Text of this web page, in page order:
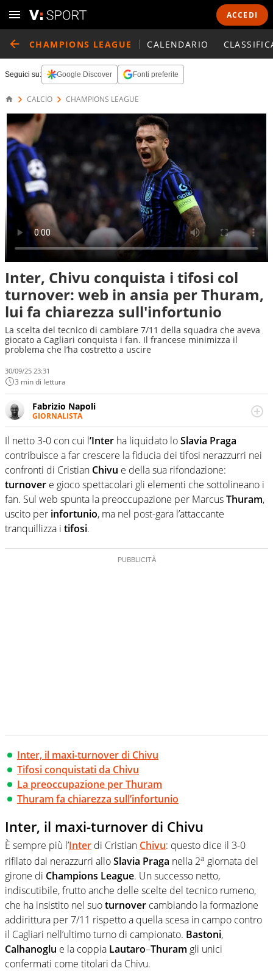
ACCEDI
CHAMPIONS LEAGUE CALENDARIO
Seguici su: Google Discover Fonti preferite
CALCIO CHAMPIONS LEAGUE
Inter, Chivu conquista i tifosi col
turnover: web in ansia per Thuram,
lui fa chiarezza sull'infortunio
La scelta del tecnico di cambiare 7/11 della squadra che aveva
giocato a Cagliari conquista i fan. Il francese minimizza il
problema che l’ha costretto a uscire
30/09/25 23:31
3 min di lettura
Fabrizio Napoli
GIORNALISTA
Giornalista professionista, per Virgilio Sport segue anche
il calcio ma è con la pallanuoto che esalta competenze e
passioni. Cura la comunicazione di HaBaWaBa, il più
grande festival di waterpolo per bambini al mondo
Il netto 3-0 con cui l’Inter ha liquidato loSlavia Praga
contribuisce a far crescere la fiducia dei tifosi nerazzurri nei
confronti di Cristian Chivu e della sua rifondazione:
turnover e gioco spettacolari gli elementi che sottolineano i
fan. Sul web spunta la preoccupazione per MarcusThuram,
uscito per infortunio, ma nel post-gara l’attaccante
tranquillizza i tifosi.
Inter, il maxi-turnover di Chivu
Tifosi conquistati da Chivu
La preoccupazione per Thuram
Thuram fa chiarezza sull’infortunio
Inter, il maxi-turnover di Chivu
È sempre più l’Inter di Cristian Chivu: questo dice il 3-0
rifilato dai nerazzurri alloSlavia Praga nella 2a giornata del
girone di Champions League. Un successo netto,
indiscutibile, frutto anche delle scelte del tecnico rumeno,
che ha insistito nel suoturnover cambiando la formazione
addirittura per 7/11 rispetto a quella scesa in campo contro
il Cagliari nell’ultimo turno di campionato. Bastoni,
Calhanoglu e la coppia Lautaro–Thuram gli unici
confermati come titolari da Chivu.